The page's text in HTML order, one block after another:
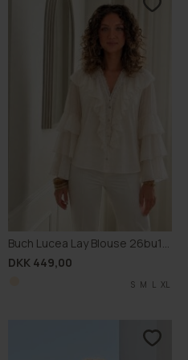
Buch Lucea Lay Blouse 26bu161
DKK 449,00
S M L XL